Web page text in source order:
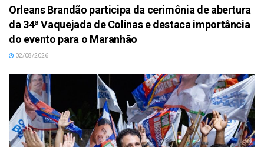
Orleans Brandão participa da cerimônia de abertura
da 34ª Vaquejada de Colinas e destaca importância
do evento para o Maranhão
02/08/2026